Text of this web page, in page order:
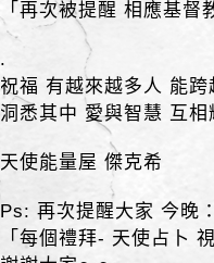
「再次被提醒 相應基
.
祝福 有越來越多人 能跨
洞悉其中 愛與智慧 互相
天使能量屋 傑克希
Ps: 再次提醒大家 今晚：
「每個禮拜- 天使占卜